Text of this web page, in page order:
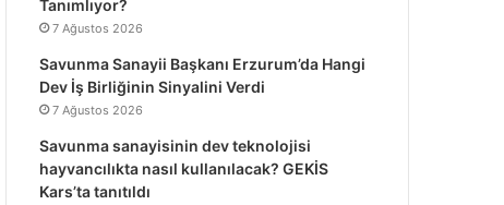
Tanımlıyor?
7 Ağustos 2026
Savunma Sanayii Başkanı Erzurum’da Hangi
Dev İş Birliğinin Sinyalini Verdi
7 Ağustos 2026
Savunma sanayisinin dev teknolojisi
hayvancılıkta nasıl kullanılacak? GEKİS
Kars’ta tanıtıldı